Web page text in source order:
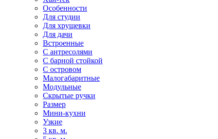
Особенности
Для студии
Для хрущевки
Для дачи
Встроенные
С антресолями
С барной стойкой
С островом
Малогабаритные
Модульные
Скрытые ручки
Размер
Мини-кухни
Узкие
3 кв. м.